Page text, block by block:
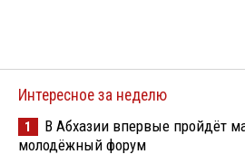
Интересное за неделю
1
В Абхазии впервые пройдёт
молодёжный форум